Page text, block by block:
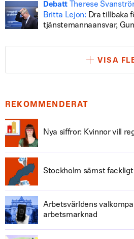
Debatt
Therese
Britta Lejon: Dra tillbaka
tjänstemannaansvar,
VISA
REKOMMENDERAT
Nya siffror: Kvinnor vill
Stockholm sämst
Arbetsvärldens
arbetsmarknad